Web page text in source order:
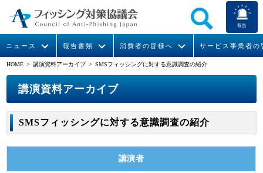
報告
ニュース
イベント
ニュース記事集
報告書類
月次報告書
協議会WG報告書
消費者の皆様へ
フィッシングの報告
マンガでわかるフィッシング詐欺対策 5ヶ条
サービス事業者の
STOP. THINK. CONNECT.
運営委員紹介
活動
HOME >講演資料アーカイブ > SMSフィッシングに対する意識調査の紹介
講演資料アーカイブ
SMSフィッシングに対する意識調査の紹介
講演者